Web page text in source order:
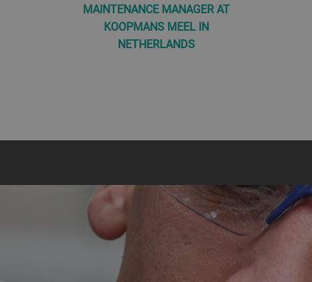
MAINTENANCE MANAGER AT
KOOPMANS MEEL IN
NETHERLANDS